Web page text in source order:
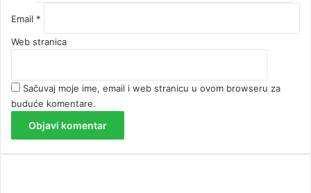
Email *
Web stranica
Sačuvaj moje ime, email i web stranicu u ovom browseru za
buduće komentare.